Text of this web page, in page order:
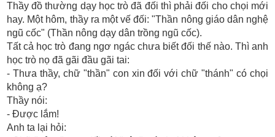
Thầy đồ thường dạy học trò đã đối thì phải đối cho chọi mới
hay. Một hôm, thầy ra một vế đối: "Thần nông giáo dân nghệ
ngũ cốc" (Thần nông dạy dân trồng ngũ cốc).
Tất cả học trò đang ngơ ngác chưa biết đối thế nào. Thì anh
học trò nọ đã gãi đầu gãi tai:
- Thưa thầy, chữ "thần" con xin đối với chữ "thánh" có chọi
không ạ?
Thầy nói:
- Ðược lắm!
Anh ta lại hỏi: